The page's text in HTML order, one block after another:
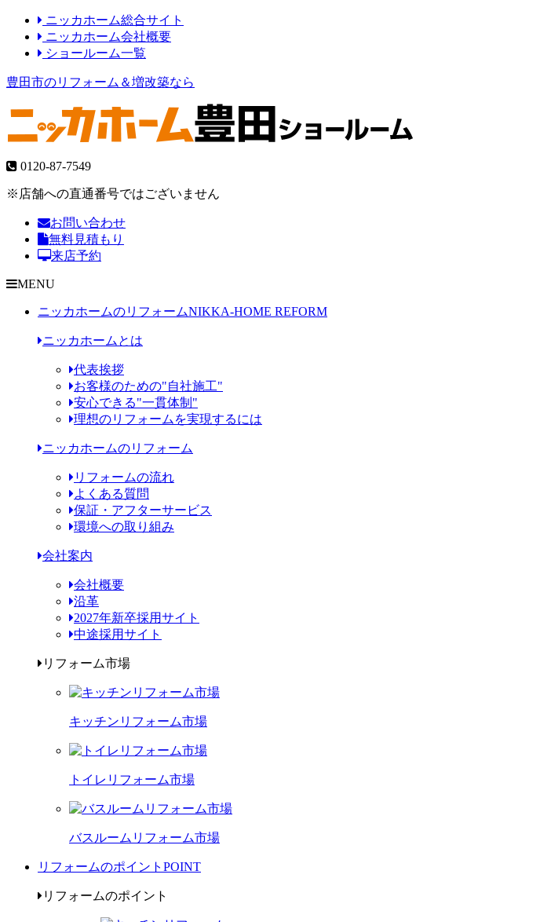
ニッカホーム総合サイト
ニッカホーム会社概要
ショールーム一覧
豊田市のリフォーム＆増改築なら
0120-87-7549
※店舗への直通番号ではございません
お問い合わせ
無料見積もり
来店予約
MENU
ニッカホームのリフォームNIKKA-HOME REFORM
ニッカホームとは
代表挨拶
お客様のための"自社施工"
安心できる"一貫体制"
理想のリフォームを実現するには
ニッカホームのリフォーム
リフォームの流れ
よくある質問
保証・アフターサービス
環境への取り組み
会社案内
会社概要
沿革
2027年新卒採用サイト
中途採用サイト
リフォーム市場
キッチンリフォーム市場
トイレリフォーム市場
バスルームリフォーム市場
リフォームのポイント POINT
リフォームのポイント